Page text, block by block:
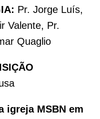
Pr. Jorge Luís,
Valente, Pr.
Quaglio
igreja MSBN em